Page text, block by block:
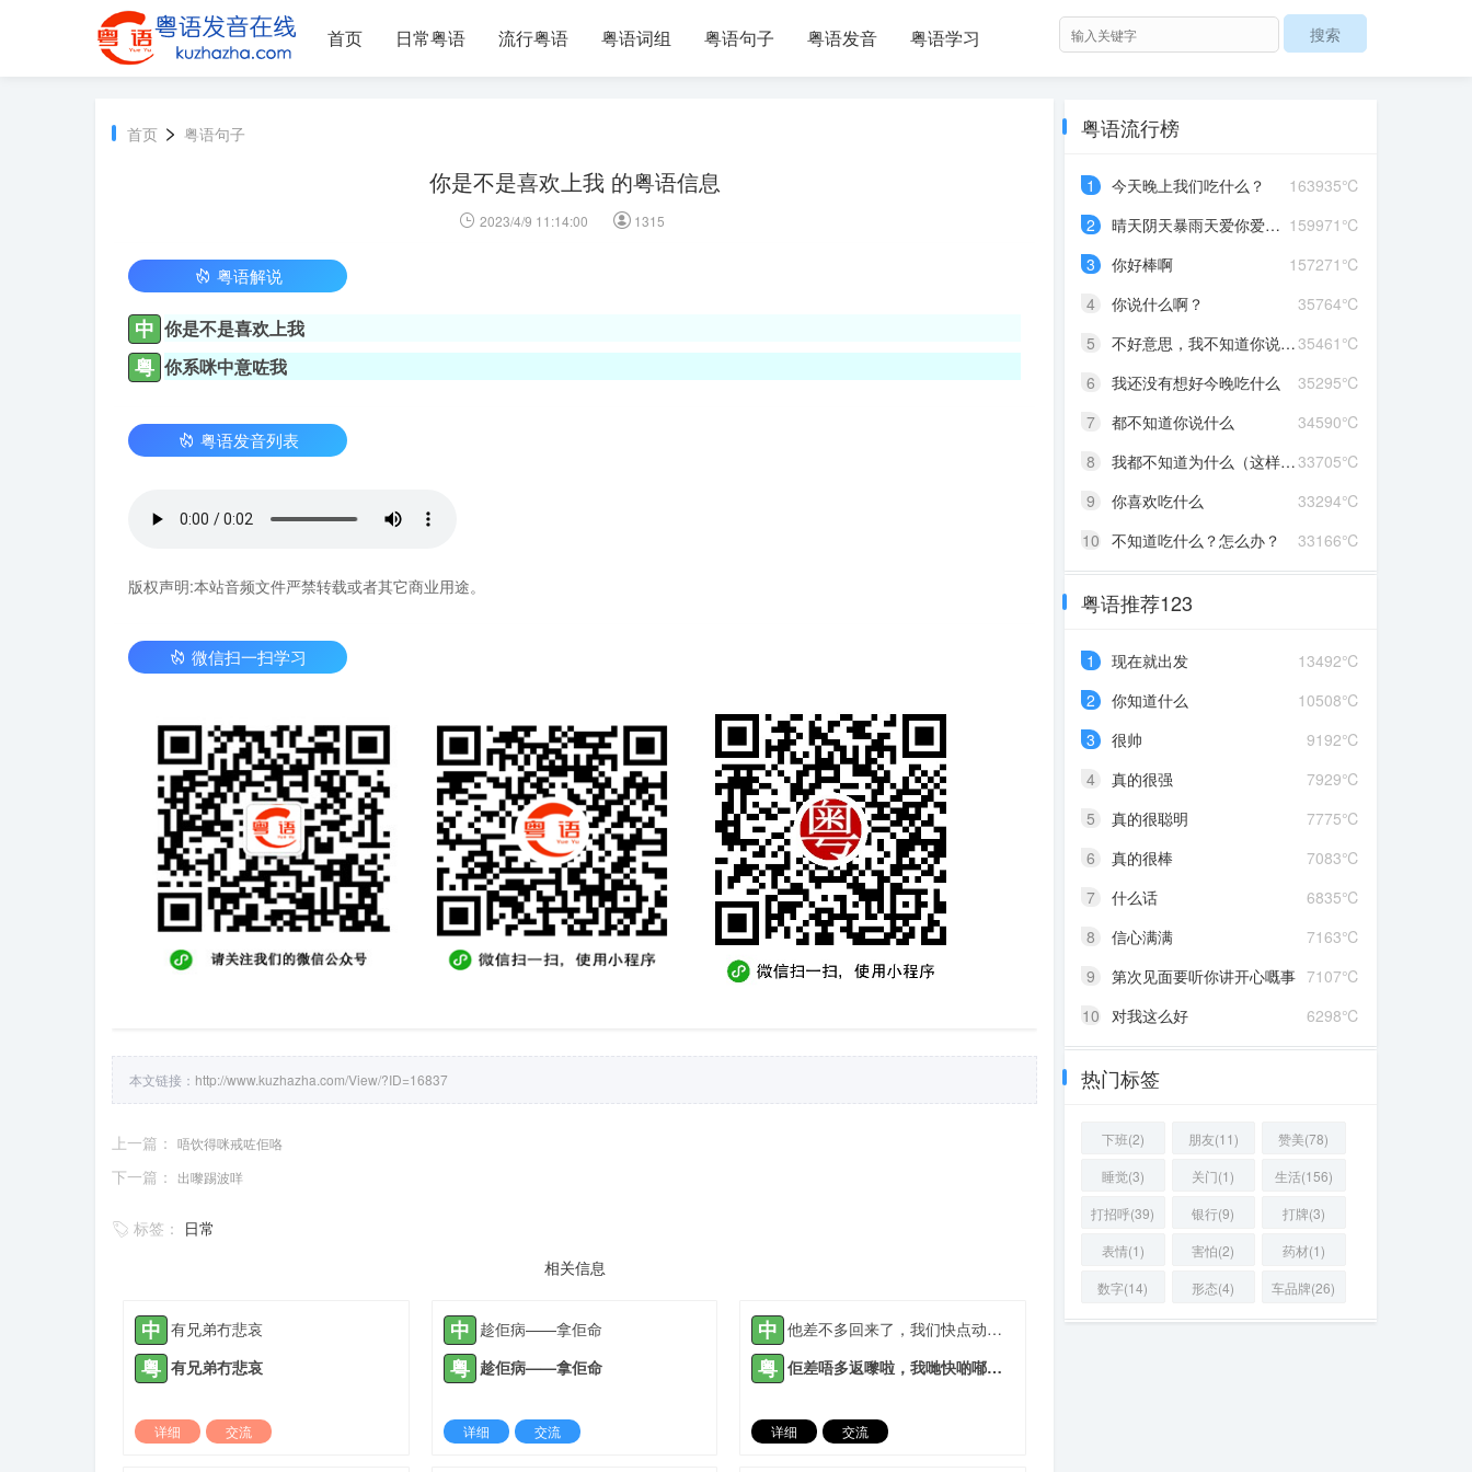
首页 日常粤语 流行粤语 粤语词组 粤语句子 粤语发音 粤语学习
首页 > 粤语句子
你是不是喜欢上我 的粤语信息
2023/4/9 11:14:00 1315
粤语解说
中 你是不是喜欢上我
粤 你系咪中意咗我
粤语发音列表
版权声明:本站音频文件严禁转载或者其它商业用途。
微信扫一扫学习
本文链接： http://www.kuzhazha.com/View/?ID=16837
上一篇： 唔饮得咪戒咗佢咯
下一篇： 出嚟踢波咩
标签： 日常
相关信息
中 有兄弟冇悲哀
粤 有兄弟冇悲哀
详细
交流
中 趁佢病——拿佢命
粤 趁佢病——拿佢命
详细
交流
中 他差不多回来了，我们快点动手做饭吧
粤 佢差唔多返嚟啦，我哋快啲喐手煮饭啦
详细
交流
粤语流行榜
163935℃
1
今天晚上我们吃什么？
159971℃
2
晴天阴天暴雨天爱你爱到发晒颠红茶绿茶菊花茶爱你爱到蒙查查
157271℃
3
你好棒啊
35764℃
4
你说什么啊？
35461℃
5
不好意思，我不知道你说什么
35295℃
6
我还没有想好今晚吃什么
34590℃
7
都不知道你说什么
33705℃
8
我都不知道为什么（这样做）
33294℃
9
你喜欢吃什么
33166℃
10 不知道吃什么？怎么办？
粤语推荐123
13492℃
1
现在就出发
10508℃
2
你知道什么
9192℃
3
很帅
7929℃
4
真的很强
7775℃
5
真的很聪明
7083℃
6
真的很棒
6835℃
7
什么话
7163℃
8
信心满满
7107℃
9
第次见面要听你讲开心嘅事
6298℃
10 对我这么好
热门标签
下班(2) 朋友(11)
赞美(78)
睡觉(3)
关门(1)
生活(156)
打招呼(39)
银行(9)
打牌(3)
表情(1)
害怕(2)
药材(1)
数字(14)
形态(4) 车品牌(26)